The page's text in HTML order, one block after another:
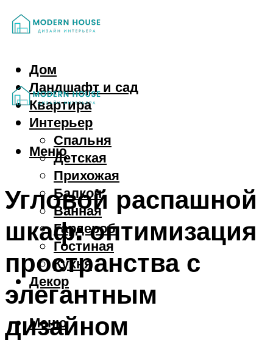
Дом
Ландшафт и сад
Квартира
Интерьер
Спальня
Детская
Прихожая
Балкон
Ванная
Гардероб
Гостиная
Кухня
Декор
Меню
Меню
Угловой распашной
шкаф: оптимизация
пространства с
элегантным
дизайном